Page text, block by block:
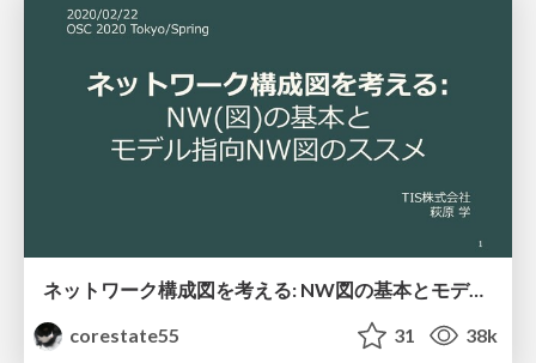
ネットワーク構成図を考える: NW図の基本とモデル指向NW図のススメ / OSC_2020_Tokyo_Spring
corestate55
31 38k